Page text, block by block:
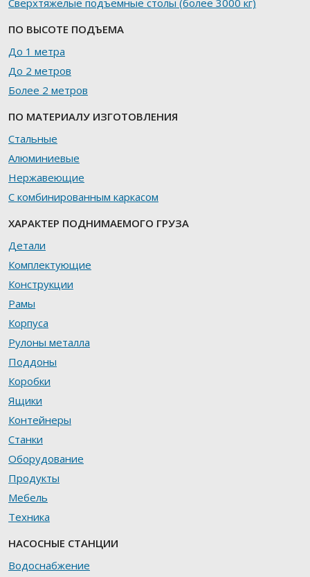
Сверхтяжелые подъемные столы (более 3000 кг)
ПО ВЫСОТЕ ПОДЪЕМА
До 1 метра
До 2 метров
Более 2 метров
ПО МАТЕРИАЛУ ИЗГОТОВЛЕНИЯ
Стальные
Алюминиевые
Нержавеющие
С комбинированным каркасом
ХАРАКТЕР ПОДНИМАЕМОГО ГРУЗА
Детали
Комплектующие
Конструкции
Рамы
Корпуса
Рулоны металла
Поддоны
Коробки
Ящики
Контейнеры
Станки
Оборудование
Продукты
Мебель
Техника
НАСОСНЫЕ СТАНЦИИ
Водоснабжение